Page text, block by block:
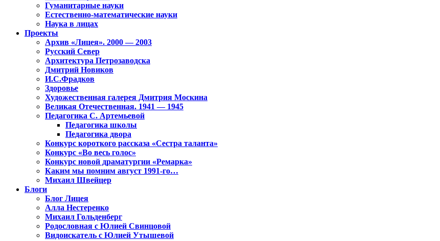
Гуманитарные науки
Естественно-математические науки
Наука в лицах
Проекты
Архив «Лицея». 2000 — 2003
Русский Север
Архитектура Петрозаводска
Дмитрий Новиков
И.С.Фрадков
Здоровье
Художественная галерея Дмитрия Москина
Великая Отечественная. 1941 — 1945
Педагогика С. Артемьевой
Педагогика школы
Педагогика двора
Конкурс короткого рассказа «Сестра таланта»
Конкурс «Во весь голос»
Конкурс новой драматургии «Ремарка»
Каким мы помним август 1991-го…
Михаил Швейцер
Блоги
Блог Лицея
Алла Нестеренко
Михаил Гольденберг
Родословная с Юлией Свинцовой
Видоискатель с Юлией Утышевой